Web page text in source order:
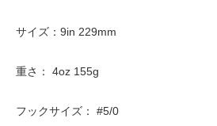
サイズ：9in 229mm
重さ： 4oz 155g
フックサイズ： #5/0